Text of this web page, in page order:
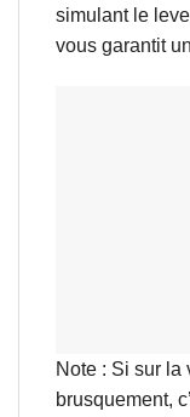
simulant le
vous garantit
Note : Si sur la
brusquement,